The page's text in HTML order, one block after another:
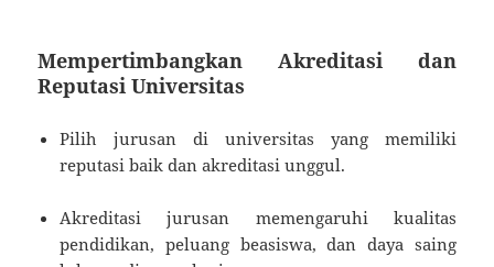
Mempertimbangkan Akreditasi dan
Reputasi Universitas
Pilih jurusan di universitas yang memiliki
reputasi baik dan akreditasi unggul.
Akreditasi jurusan memengaruhi kualitas
pendidikan, peluang beasiswa, dan daya saing